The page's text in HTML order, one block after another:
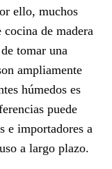
ello, muchos
cocina de madera
tomar una
ampliamente
húmedos es
puede
e importadores a
a largo plazo.